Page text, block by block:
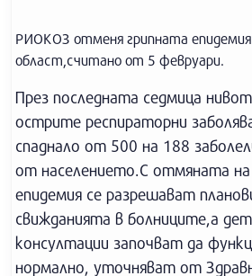
РИОКОЗ отменя грипната епидемия
област,считано от 5 февруари.
През последната седмица
острите респираторни
спаднало от 500 на 188
от населението.С отмяната на
епидемия се разрешават
свижданията в болниците,а
консултации започват да
нормално, уточняват от